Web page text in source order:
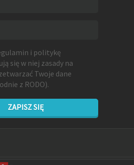
i politykę
się w niej zasady na
Twoje dane
z RODO).
ZAPISZ SIĘ